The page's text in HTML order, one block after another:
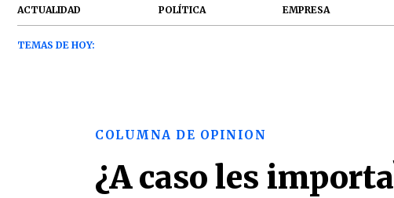
ACTUALIDAD POLÍTICA EMPRESA
TEMAS DE HOY:
COLUMNA DE OPINION
¿A caso les